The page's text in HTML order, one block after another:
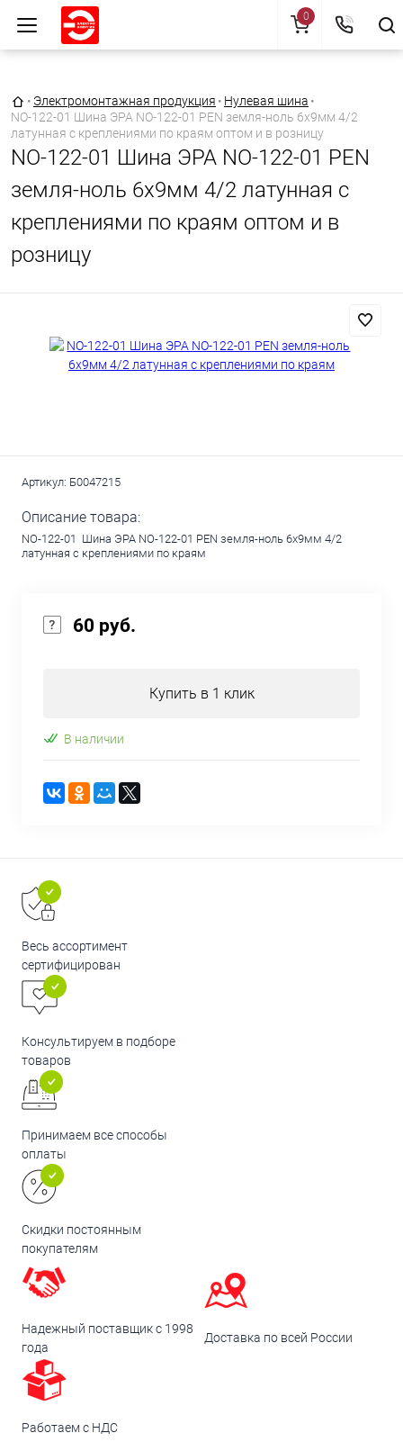
Главная страница
• Электромонтажная продукция • Нулевая шина •
NO-122-01 Шина ЭРА NO-122-01 PEN земля-ноль 6х9мм 4/2
латунная с креплениями по краям оптом и в розницу
NO-122-01 Шина ЭРА NO-122-01 PEN
земля-ноль 6х9мм 4/2 латунная с
креплениями по краям оптом и в
розницу
Артикул: Б0047215
Описание товара:
NO-122-01 Шина ЭРА NO-122-01 PEN земля-ноль 6х9мм 4/2
латунная с креплениями по краям
60 руб.
Купить в 1 клик
В наличии
Весь ассортимент
сертифицирован
Консультируем в подборе
товаров
Принимаем все способы
оплаты
Скидки постоянным
покупателям
Надежный поставщик с 1998
года
Доставка по всей России
Работаем с НДС
0